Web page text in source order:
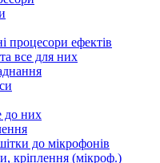
процесори ефектів
все для них
до них
до мікрофонів
кріплення (мікроф.)